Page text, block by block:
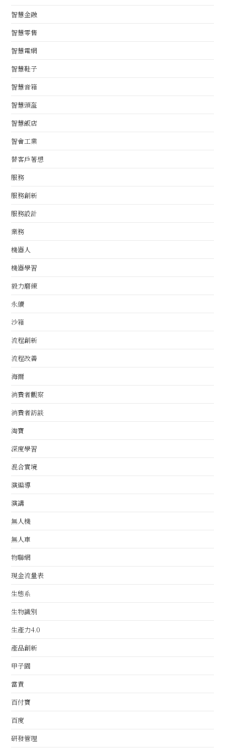
智慧金融
智慧零售
智慧電網
智慧鞋子
智慧音箱
智慧頭盔
智慧飯店
智會工業
替客戶著想
服務
服務創新
服務設計
業務
機器人
機器學習
毅力磨練
永續
沙箱
流程創新
流程改善
海爾
消費者觀察
消費者訪談
淘寶
深度學習
混合實境
演編導
演講
無人機
無人車
物聯網
現金流量表
生態系
生物識別
生產力4.0
產品創新
甲子園
當責
百付寶
百度
研發管理